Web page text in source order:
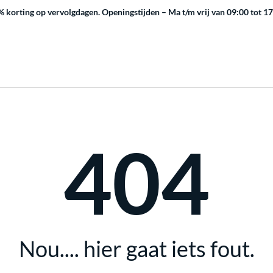
korting op vervolgdagen.Openingstijden – Ma t/m vrij van 09:00 tot
404
Nou.... hier gaat iets fout.